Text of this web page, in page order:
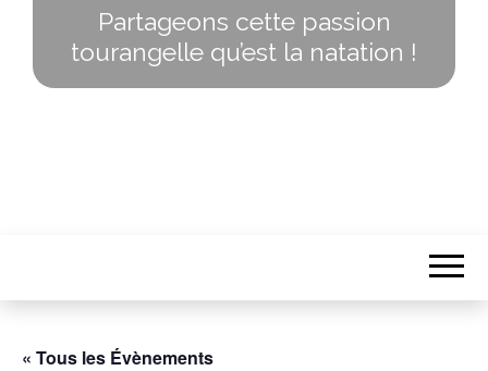
Partageons cette passion
tourangelle qu’est la natation !
« Tous les Évènements